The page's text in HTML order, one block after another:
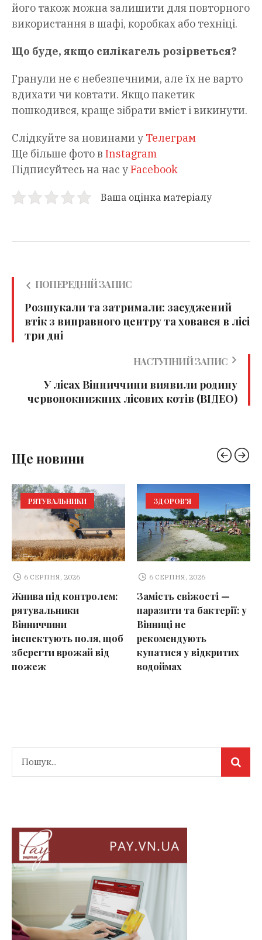
його також можна залишити для повторного
використання в шафі, коробках або техніці.
Що буде, якщо силікагель розірветься?
Гранули не є небезпечними, але їх не варто
вдихати чи ковтати. Якщо пакетик
пошкодився, краще зібрати вміст і викинути.
Слідкуйте за новинами у Телеграм
Ще більше фото в Instagram
Підписуйтесь на нас уFacebook
Ваша оцінка матеріалу
ПОПЕРЕДНІЙ ЗАПИС
Розшукали та затримали: засуджений
втік з виправного центру та ховався в лісі
три дні
НАСТУПНИЙ ЗАПИС
У лісах Вінниччини виявили родину
червонокнижних лісових котів (ВІДЕО)
Ще новини
РЯТУВАЛЬНИКИ
6 СЕРПНЯ, 2026
Жнива під контролем:
рятувальники
Вінниччини
інспектують поля, щоб
зберегти врожай від
пожеж
ЗДОРОВ'Я
6 СЕРПНЯ, 2026
Замість свіжості —
паразити та бактерії: у
Вінниці не
рекомендують
купатися у відкритих
водоймах